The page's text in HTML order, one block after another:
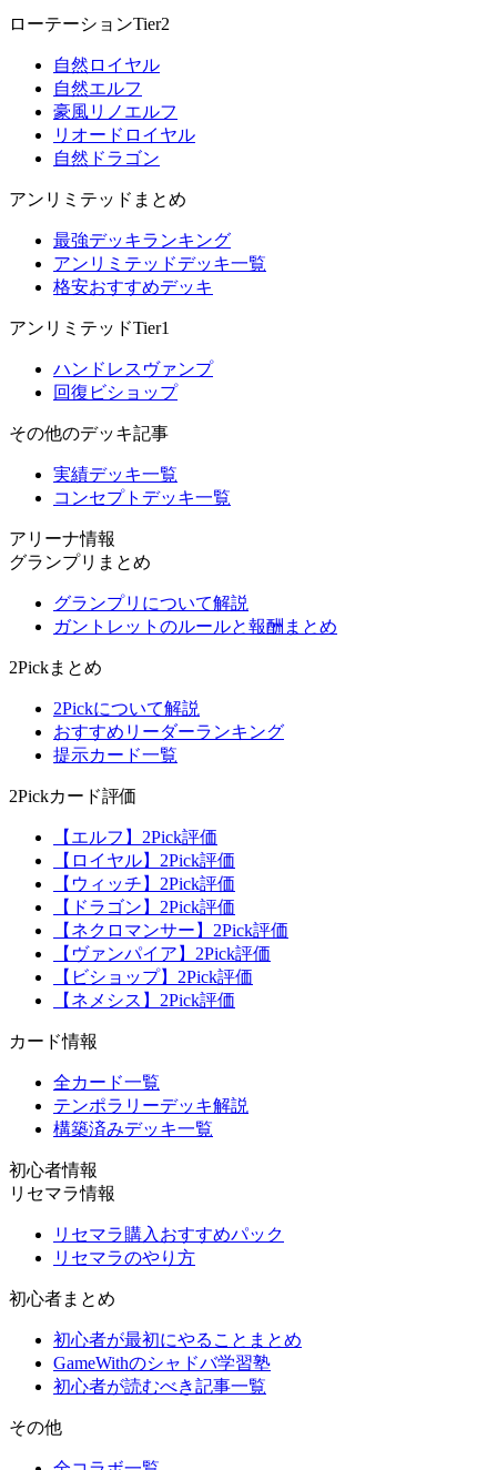
ローテーションTier2
自然ロイヤル
自然エルフ
豪風リノエルフ
リオードロイヤル
自然ドラゴン
アンリミテッドまとめ
最強デッキランキング
アンリミテッドデッキ一覧
格安おすすめデッキ
アンリミテッドTier1
ハンドレスヴァンプ
回復ビショップ
その他のデッキ記事
実績デッキ一覧
コンセプトデッキ一覧
アリーナ情報
グランプリまとめ
グランプリについて解説
ガントレットのルールと報酬まとめ
2Pickまとめ
2Pickについて解説
おすすめリーダーランキング
提示カード一覧
2Pickカード評価
【エルフ】2Pick評価
【ロイヤル】2Pick評価
【ウィッチ】2Pick評価
【ドラゴン】2Pick評価
【ネクロマンサー】2Pick評価
【ヴァンパイア】2Pick評価
【ビショップ】2Pick評価
【ネメシス】2Pick評価
カード情報
全カード一覧
テンポラリーデッキ解説
構築済みデッキ一覧
初心者情報
リセマラ情報
リセマラ購入おすすめパック
リセマラのやり方
初心者まとめ
初心者が最初にやることまとめ
GameWithのシャドバ学習塾
初心者が読むべき記事一覧
その他